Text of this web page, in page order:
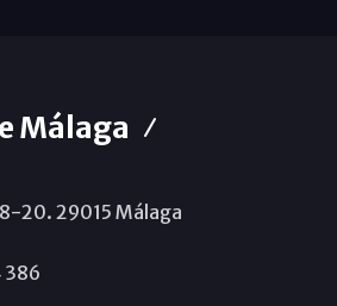
Málaga
20. 29015 Málaga
386